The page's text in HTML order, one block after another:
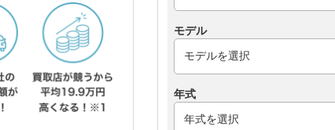
モデル
年式